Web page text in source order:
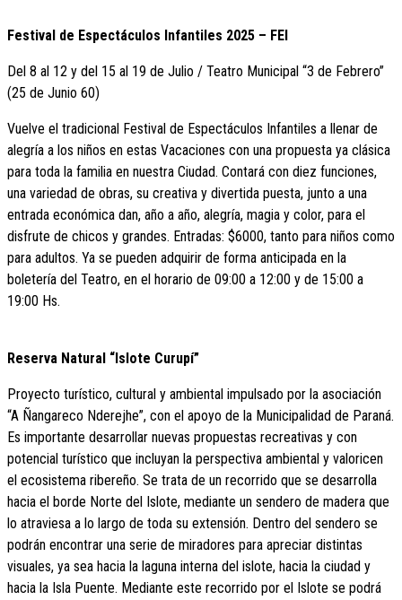
Festival de Espectáculos Infantiles 2025 – FEI
Del 8 al 12 y del 15 al 19 de Julio / Teatro Municipal “3 de Febrero”
(25 de Junio 60)
Vuelve el tradicional Festival de Espectáculos Infantiles a llenar de
alegría a los niños en estas Vacaciones con una propuesta ya clásica
para toda la familia en nuestra Ciudad. Contará con diez funciones,
una variedad de obras, su creativa y divertida puesta, junto a una
entrada económica dan, año a año, alegría, magia y color, para el
disfrute de chicos y grandes. Entradas: $6000, tanto para niños como
para adultos. Ya se pueden adquirir de forma anticipada en la
boletería del Teatro, en el horario de 09:00 a 12:00 y de 15:00 a
19:00 Hs.
Reserva Natural “Islote Curupí”
Proyecto turístico, cultural y ambiental impulsado por la asociación
“A Ñangareco Nderejhe”, con el apoyo de la Municipalidad de Paraná.
Es importante desarrollar nuevas propuestas recreativas y con
potencial turístico que incluyan la perspectiva ambiental y valoricen
el ecosistema ribereño. Se trata de un recorrido que se desarrolla
hacia el borde Norte del Islote, mediante un sendero de madera que
lo atraviesa a lo largo de toda su extensión. Dentro del sendero se
podrán encontrar una serie de miradores para apreciar distintas
visuales, ya sea hacia la laguna interna del islote, hacia la ciudad y
hacia la Isla Puente. Mediante este recorrido por el Islote se podrá